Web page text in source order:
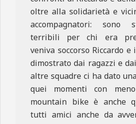
oltre alla solidarietà e
accompagnatori: sono
terribili per chi era
veniva soccorso Riccardo
dimostrato dai ragazzi e
altre squadre ci ha dato
quei momenti con
mountain bike è anche
tutti amici anche da